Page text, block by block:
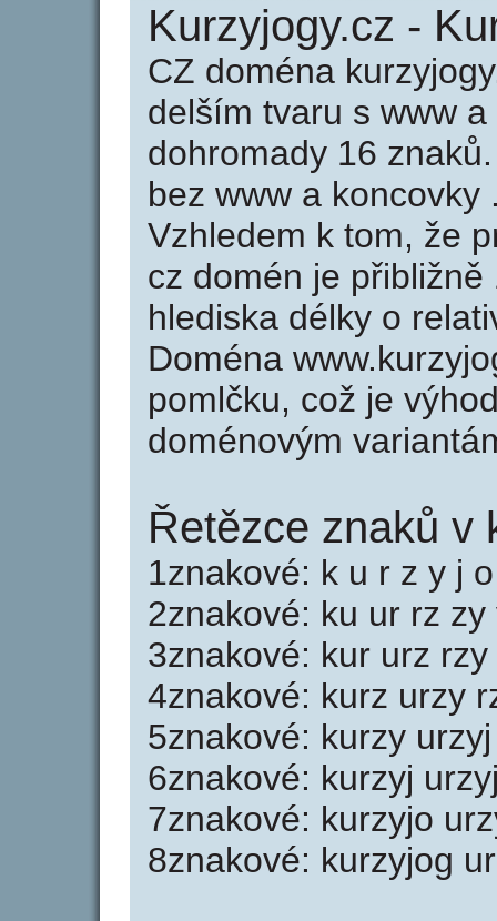
Kurzyjogy.cz -
CZ doména
delším tvaru s www
dohromady 16
bez www a
Vzhledem k tom, že
cz domén je
hlediska délky o
Doména
pomlčku, což je
doménovým
Řetězce znaků v
1znakové: k u r z y j
2znakové: ku ur rz
3znakové: kur urz
4znakové: kurz urzy
5znakové: kurzy
6znakové: kurzyj
7znakové: kurzyjo
8znakové: kurzyjog